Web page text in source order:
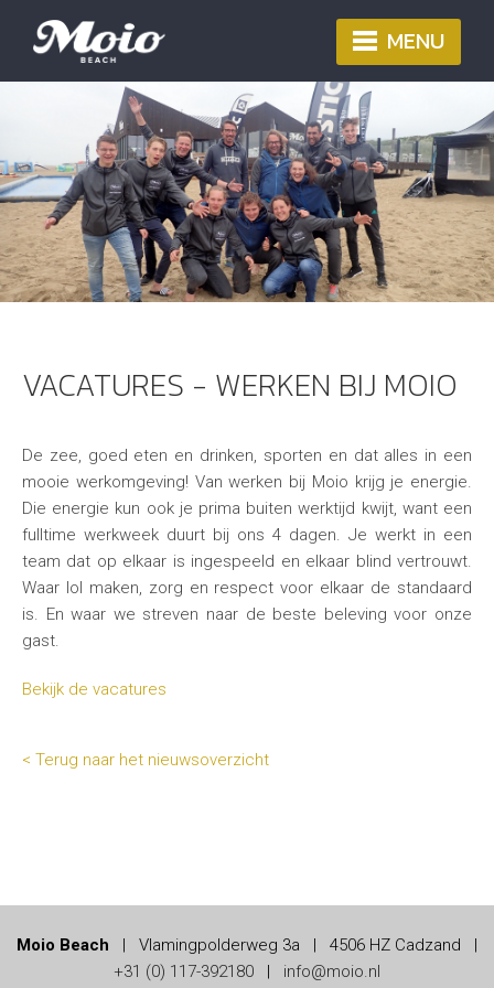
MENU
VACATURES - WERKEN BIJ MOIO
De zee, goed eten en drinken, sporten en dat alles in een
mooie werkomgeving! Van werken bij Moio krijg je energie.
Die energie kun ook je prima buiten werktijd kwijt, want een
fulltime werkweek duurt bij ons 4 dagen. Je werkt in een
team dat op elkaar is ingespeeld en elkaar blind vertrouwt.
Waar lol maken, zorg en respect voor elkaar de standaard
is. En waar we streven naar de beste beleving voor onze
gast.
Bekijk de vacatures
< Terug naar het nieuwsoverzicht
Moio Beach | Vlamingpolderweg 3a | 4506 HZ Cadzand
|
+31 (0) 117-392180
| info@moio.nl